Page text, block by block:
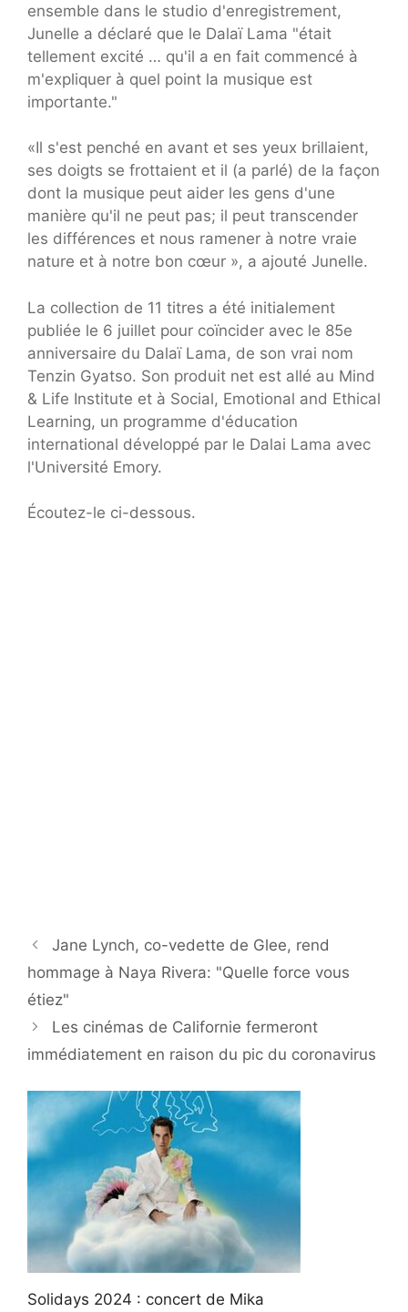
ensemble dans le studio d'enregistrement,
Junelle a déclaré que le Dalaï Lama "était
tellement excité … qu'il a en fait commencé à
m'expliquer à quel point la musique est
importante."
«Il s'est penché en avant et ses yeux brillaient,
ses doigts se frottaient et il (a parlé) de la façon
dont la musique peut aider les gens d'une
manière qu'il ne peut pas; il peut transcender
les différences et nous ramener à notre vraie
nature et à notre bon cœur », a ajouté Junelle.
La collection de 11 titres a été initialement
publiée le 6 juillet pour coïncider avec le 85e
anniversaire du Dalaï Lama, de son vrai nom
Tenzin Gyatso. Son produit net est allé au Mind
& Life Institute et à Social, Emotional and Ethical
Learning, un programme d'éducation
international développé par le Dalai Lama avec
l'Université Emory.
Écoutez-le ci-dessous.
Jane Lynch, co-vedette de Glee, rend
hommage à Naya Rivera: "Quelle force vous
étiez"
Les cinémas de Californie fermeront
immédiatement en raison du pic du coronavirus
Solidays 2024 : concert de Mika